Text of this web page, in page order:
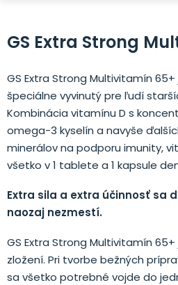
GS Extra Strong
GS Extra Strong Multivitamín
špeciálne vyvinutý pre ľudí
Kombinácia vitamínu D s
omega-3 kyselín a navyše
minerálov na podporu imunity,
všetko v 1 tablete a 1 kapsule
Extra sila a extra účinnosť sa
naozaj nezmestí.
GS Extra Strong Multivitamín
zložení. Pri tvorbe bežných
sa všetko potrebné vojde do